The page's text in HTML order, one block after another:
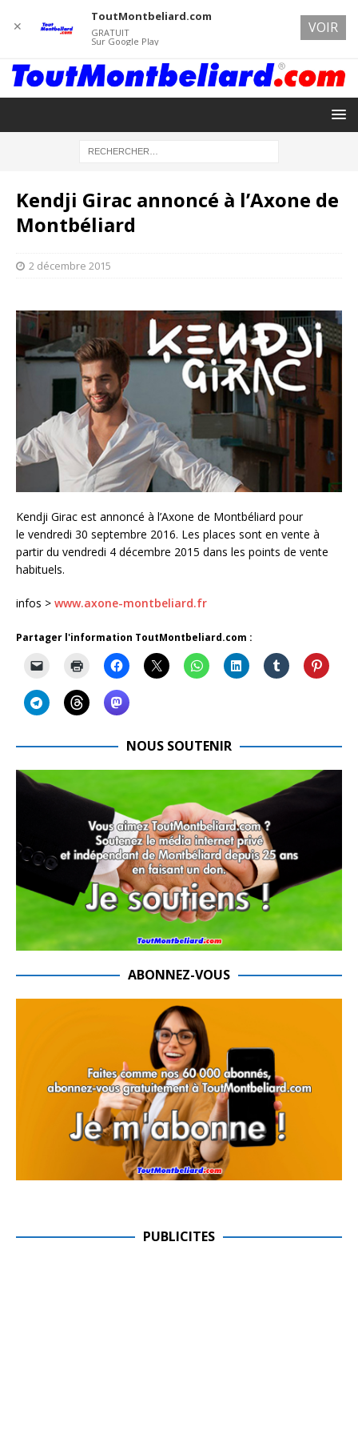
Kendji Girac annoncé à l’Axone de
Montbéliard
2 décembre 2015
Kendji Girac est annoncé à l’Axone de Montbéliard pour
le vendredi 30 septembre 2016. Les places sont en vente à
partir du vendredi 4 décembre 2015 dans les points de vente
habituels.
infos > www.axone-montbeliard.fr
Partager l'information ToutMontbeliard.com :
NOUS SOUTENIR
ABONNEZ-VOUS
PUBLICITES
✕
ToutMontbeliard.com
GRATUIT
Sur Google Play
VOIR